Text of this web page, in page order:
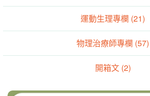
運動生理專欄 (21)
物理治療師專欄 (57)
開箱文 (2)